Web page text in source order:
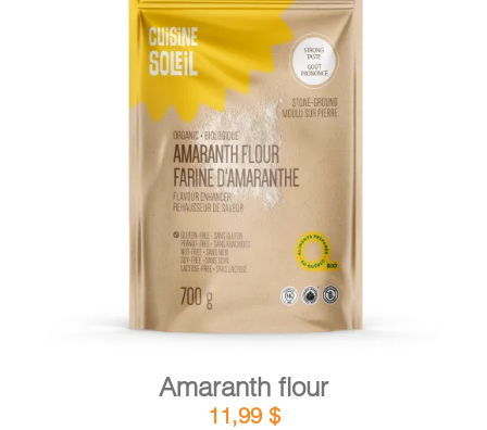
ADD TO CART / DETAILS
Amaranth flour
11,99 $